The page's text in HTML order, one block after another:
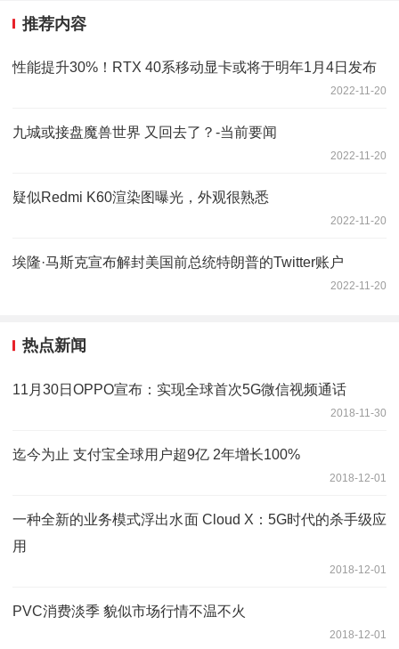
推荐内容
性能提升30%！RTX 40系移动显卡或将于明年1月4日发布
2022-11-20
九城或接盘魔兽世界 又回去了？-当前要闻
2022-11-20
疑似Redmi K60渲染图曝光，外观很熟悉
2022-11-20
埃隆·马斯克宣布解封美国前总统特朗普的Twitter账户
2022-11-20
热点新闻
11月30日OPPO宣布：实现全球首次5G微信视频通话
2018-11-30
迄今为止 支付宝全球用户超9亿 2年增长100%
2018-12-01
一种全新的业务模式浮出水面 Cloud X：5G时代的杀手级应
用
2018-12-01
PVC消费淡季 貌似市场行情不温不火
2018-12-01